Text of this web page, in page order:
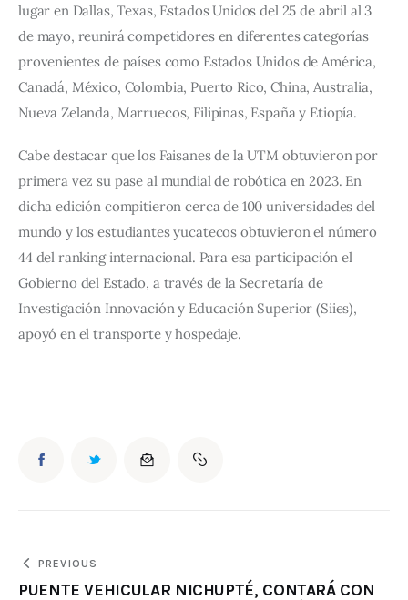
lugar en Dallas, Texas, Estados Unidos del 25 de abril al 3
de mayo, reunirá competidores en diferentes categorías
provenientes de países como Estados Unidos de América,
Canadá, México, Colombia, Puerto Rico, China, Australia,
Nueva Zelanda, Marruecos, Filipinas, España y Etiopía.
Cabe destacar que los Faisanes de la UTM obtuvieron por
primera vez su pase al mundial de robótica en 2023. En
dicha edición compitieron cerca de 100 universidades del
mundo y los estudiantes yucatecos obtuvieron el número
44 del ranking internacional. Para esa participación el
Gobierno del Estado, a través de la Secretaría de
Investigación Innovación y Educación Superior (Siies),
apoyó en el transporte y hospedaje.
PREVIOUS
PUENTE VEHICULAR NICHUPTÉ, CONTARÁ CON